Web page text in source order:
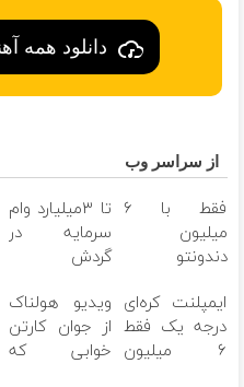
دانلود همه
از سراسر وب
فقط با ۶
میلیون
دندونتو
تا ۳میلیارد وام
سرمایه در
گردش
فروشگاهت رو
ثبت کن
ایمپلنت کره‌ای
درجه یک فقط
۶ میلیون
ویدیو هولناک
از جوان کارتن
خوابی که